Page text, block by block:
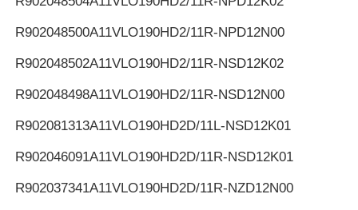
R902048500A11VLO190HD2/11R-NPD12N00
R902048502A11VLO190HD2/11R-NSD12K02
R902048498A11VLO190HD2/11R-NSD12N00
R902081313A11VLO190HD2D/11L-NSD12K01
R902046091A11VLO190HD2D/11R-NSD12K01
R902037341A11VLO190HD2D/11R-NZD12N00